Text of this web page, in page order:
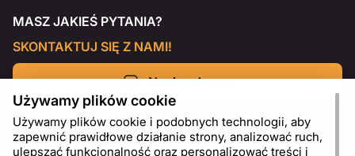
MASZ JAKIEŚ PYTANIA?
SKONTAKTUJ SIĘ Z NAMI!
Napisz do nas
Używamy plików cookie
Używamy plików cookie i podobnych technologii, aby
zapewnić prawidłowe działanie strony, analizować ruch,
ulepszać funkcjonalność oraz personalizować treści i